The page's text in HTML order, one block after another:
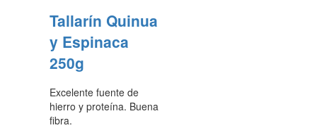
Tallarín Quinua
y Espinaca
250g
Excelente fuente de
hierro y proteína. Buena
fibra.